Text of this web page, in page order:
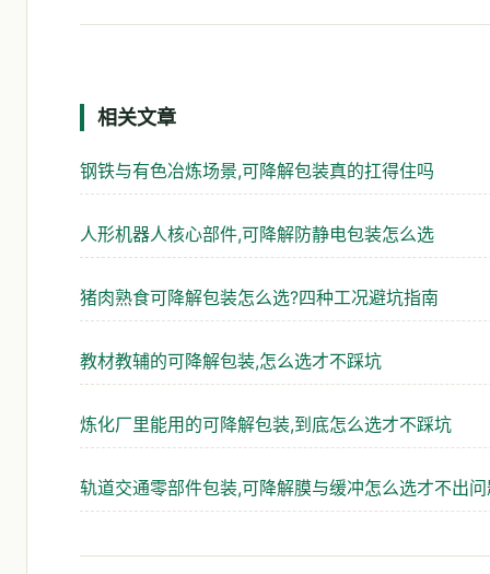
相关文章
钢铁与有色冶炼场景,可降解包装真的扛得住吗
人形机器人核心部件,可降解防静电包装怎么选
猪肉熟食可降解包装怎么选?四种工况避坑指南
教材教辅的可降解包装,怎么选才不踩坑
炼化厂里能用的可降解包装,到底怎么选才不踩坑
轨道交通零部件包装,可降解膜与缓冲怎么选才不出